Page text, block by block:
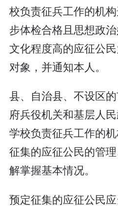
校负责征兵工作的机
步体检合格且思想政治
文化程度高的应征公
对象，并通知本人。
县、自治县、不设区
府兵役机关和基层人
学校负责征兵工作的
征集的应征公民的管
解掌握基本情况。
预定征集的应征公民